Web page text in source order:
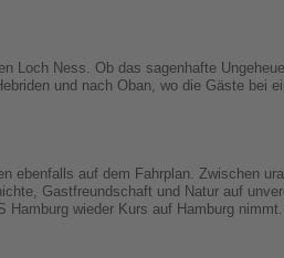
Loch Ness. Ob das sagenhafte
und nach Oban, wo die Gäste bei
ebenfalls auf dem Fahrplan. Zwischen
Gastfreundschaft und Natur auf
wieder Kurs auf Hamburg nimmt.